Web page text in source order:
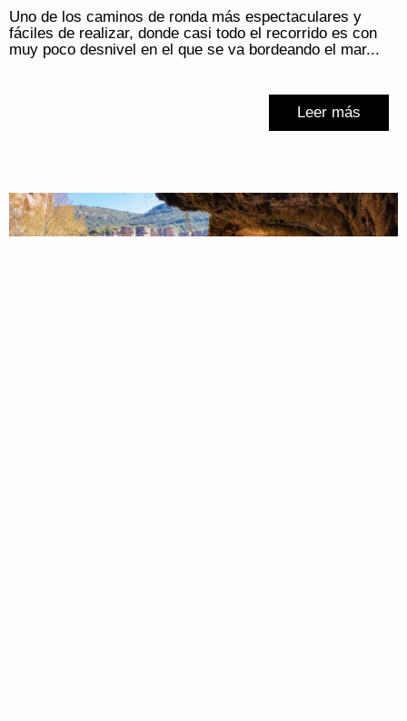
Uno de los caminos de ronda más espectaculares y
fáciles de realizar, donde casi todo el recorrido es con
muy poco desnivel en el que se va bordeando el mar...
Leer más